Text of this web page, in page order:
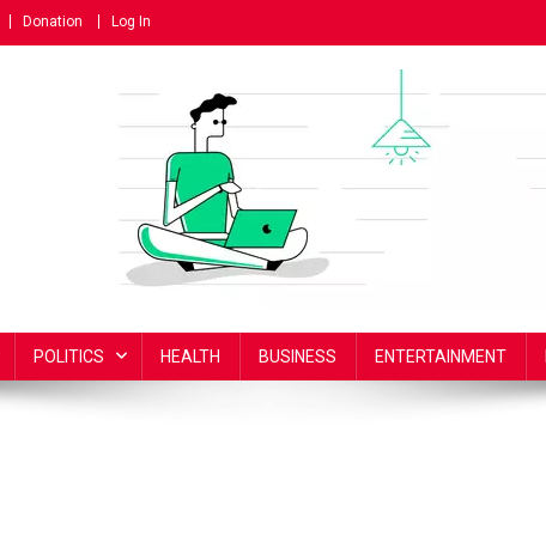
Donation Log In
POLITICS HEALTH BUSINESS ENTERTAINMENT